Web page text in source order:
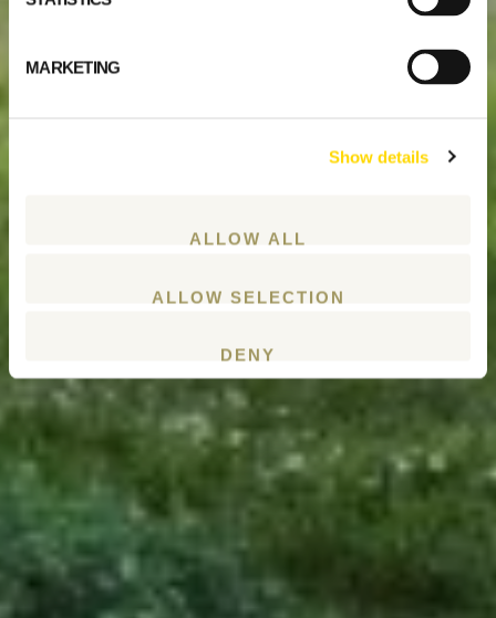
MARKETING
Show details
ALLOW ALL
ALLOW SELECTION
DENY